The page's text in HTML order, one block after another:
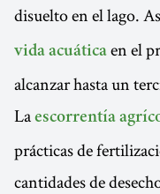
disuelto en el lago.
vida acuática en el
alcanzar hasta un
La escorrentía
prácticas de
cantidades de